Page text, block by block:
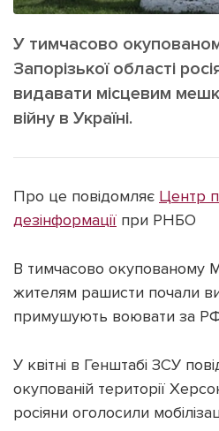
Розслідування
Погляди
Ініціативи
Лонгріди
Зв'язатися з нами
Політика конфіденційності
Наші соц мережі
Підтримати
У тимчасово
Запорізької області
видавати місцевим
війну в Україні.
Про це повідомляє Центр
дезінформації при РНБО
В тимчасово окупованому
жителям рашисти почали
примушують воювати за
У квітні в Генштабі ЗСУ
окупованій території
росіяни оголосили